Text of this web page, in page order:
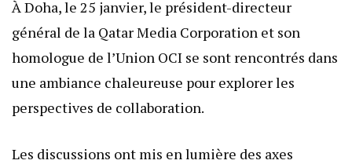
À Doha, le 25 janvier, le président-directeur
général de la Qatar Media Corporation et son
homologue de l’Union OCI se sont rencontrés dans
une ambiance chaleureuse pour explorer les
perspectives de collaboration.
Les discussions ont mis en lumière des axes